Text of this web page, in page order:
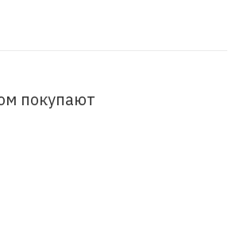
покупают